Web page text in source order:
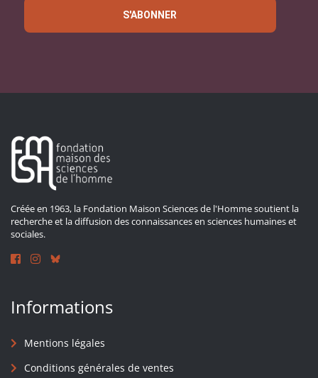
S'ABONNER
Créée en 1963, la Fondation Maison Sciences de l'Homme soutient la
recherche et la diffusion des connaissances en sciences humaines et
sociales.
Informations
Mentions légales
Conditions générales de ventes